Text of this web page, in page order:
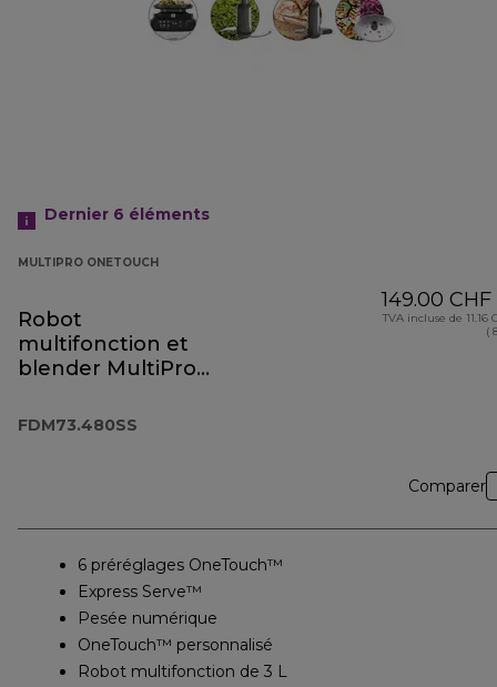
Dernier 6 éléments
MULTIPRO ONETOUCH
Robot
multifonction et
blender MultiPro
FDM73.480SS
FDM73.480SS
149.00 CHF
TVA incluse de 11.16
(
Comparer
6 préréglages OneTouch™
Express Serve™
Pesée numérique
OneTouch™ personnalisé
Robot multifonction de 3 L